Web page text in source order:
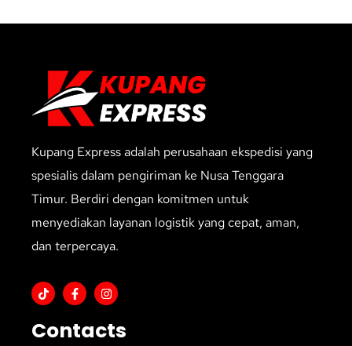
Kupang Express adalah perusahaan ekspedisi yang
spesialis dalam pengiriman ke Nusa Tenggara
Timur. Berdiri dengan komitmen untuk
menyediakan layanan logistik yang cepat, aman,
dan terpercaya.
Contacts